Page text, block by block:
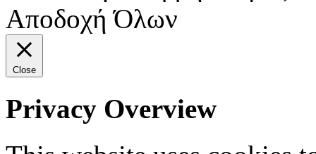
Αποδοχή Όλων
Close
Privacy Overview